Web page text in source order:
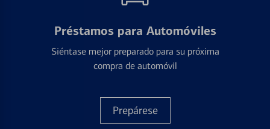
Préstamos para Automóviles
Siéntase mejor preparado para su próxima
compra de automóvil
Prepárese